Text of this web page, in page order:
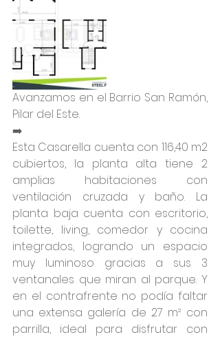
Avanzamos en el Barrio San Ramón,
Pilar del Este.
➡️
Esta Casarella cuenta con 116,40 m2
cubiertos, la planta alta tiene 2
amplias habitaciones con
ventilación cruzada y baño. La
planta baja cuenta con escritorio,
toilette, living, comedor y cocina
integrados, logrando un espacio
muy luminoso gracias a sus 3
ventanales que miran al parque. Y
en el contrafrente no podía faltar
una extensa galería de 27 m² con
parrilla, ideal para disfrutar con